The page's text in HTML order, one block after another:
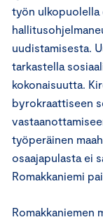
työn ulkopuolella
uudistamisesta.
tarkastella
kokonaisuutta.
byrokraattiseen
työperäinen
osaajapulasta ei
Romakkaniemi
Romakkaniemen